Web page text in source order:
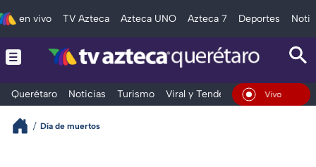
en vivo TV Azteca Azteca UNO Azteca 7 Deportes
Querétaro Noticias Turismo Viral y Tendencia Clima
En Vivo
Día de muertos